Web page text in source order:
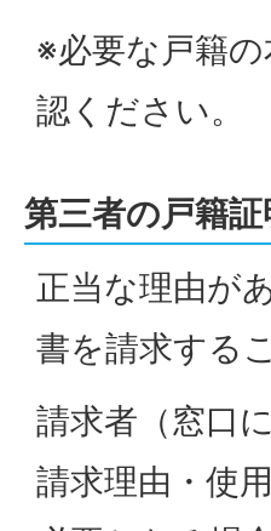
※必要な戸籍
認ください。
第三者の戸籍
正当な理由が
書を請求する
請求者（窓口
請求理由・使